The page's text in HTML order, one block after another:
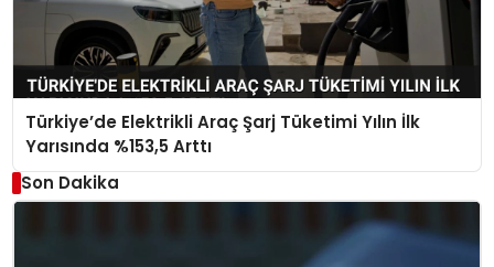
Türkiye’de Elektrikli Araç Şarj Tüketimi Yılın İlk
Yarısında %153,5 Arttı
Son Dakika